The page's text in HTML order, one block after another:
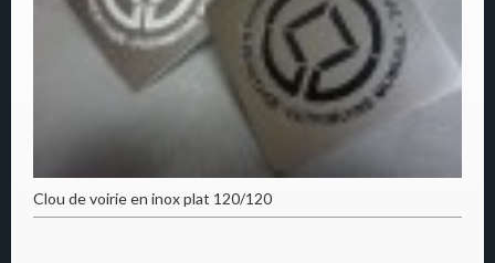
Clou de voirie en inox plat 120/120